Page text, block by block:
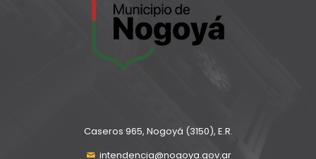
Caseros 965, Nogoyá (3150), E.R.
intendencia@nogoya.gov.ar